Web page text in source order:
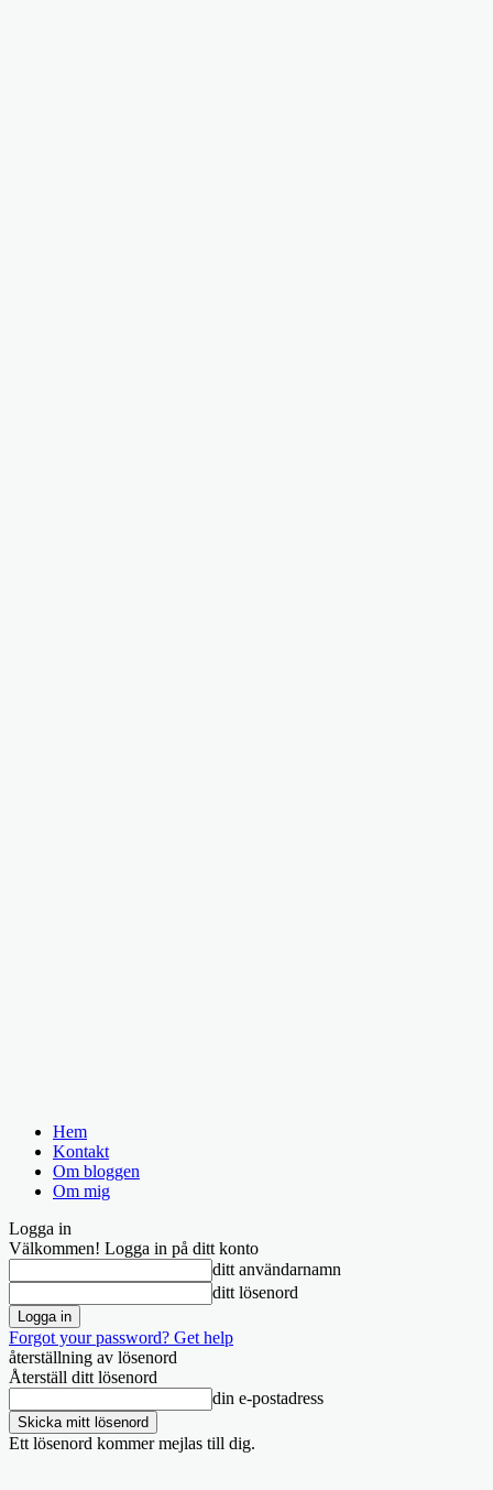
Hem
Kontakt
Om bloggen
Om mig
Logga in
Välkommen! Logga in på ditt konto
ditt användarnamn
ditt lösenord
Forgot your password? Get help
återställning av lösenord
Återställ ditt lösenord
din e-postadress
Ett lösenord kommer mejlas till dig.